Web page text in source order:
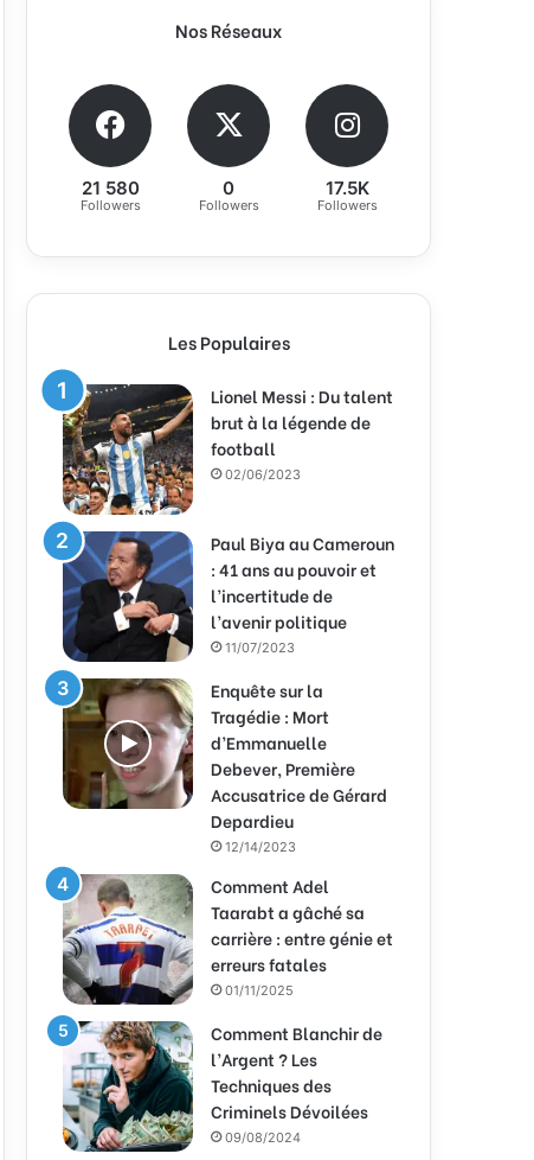
Nos Réseaux
21 580
Followers
0
Followers
17.5K
Followers
Les Populaires
Lionel Messi : Du talent
brut à la légende de
football
02/06/2023
Paul Biya au Cameroun
: 41 ans au pouvoir et
l’incertitude de
l’avenir politique
11/07/2023
Enquête sur la
Tragédie : Mort
d’Emmanuelle
Debever, Première
Accusatrice de Gérard
Depardieu
12/14/2023
Comment Adel
Taarabt a gâché sa
carrière : entre génie et
erreurs fatales
01/11/2025
Comment Blanchir de
l’Argent ? Les
Techniques des
Criminels Dévoilées
09/08/2024